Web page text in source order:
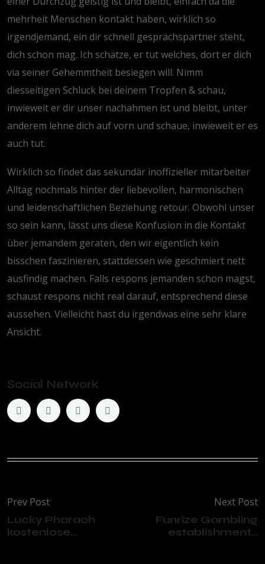
mehrheit Menschen kontakt haben, wirklich so
irgendjemand, ein dir schnell gesprächspartner steht,
dich schon mag. Ich schätze, er tut welches, dort er dich
via seiner Gehemmtheit besiegen will. Nimm
diesseitigen Schluck bei deinem Tropfen & schau,
inwieweit er dir unser nachahmen ist und bleibt, unter
anderem lehne dich auf vorn und schaue, inwieweit er es
auch tut.
Wirklich so findet das sekundär inoffizieller mitarbeiter
Alltag nochmals hinter der liebevollen, harmonischen
und leidenschaftlichen Beziehung retour. Obwohl unser
so sein kann, lässt uns diese Konfusion in die Kontakt
über jemandem geraten, den wir eigentlich kein
bisschen faszinieren, stattdessen wie geschmiert nett
ausfindig machen. Falls respons jemanden schon magst,
schaust respons nicht real darauf, entsprechend diese
aussehen. Vielleicht hast du irgendwas eine sehr klare
Ansicht.
Social Network
Prev Post
Lucky Pharaoh
kostenlose...
Next Post
Funrize Gambling
establishment...